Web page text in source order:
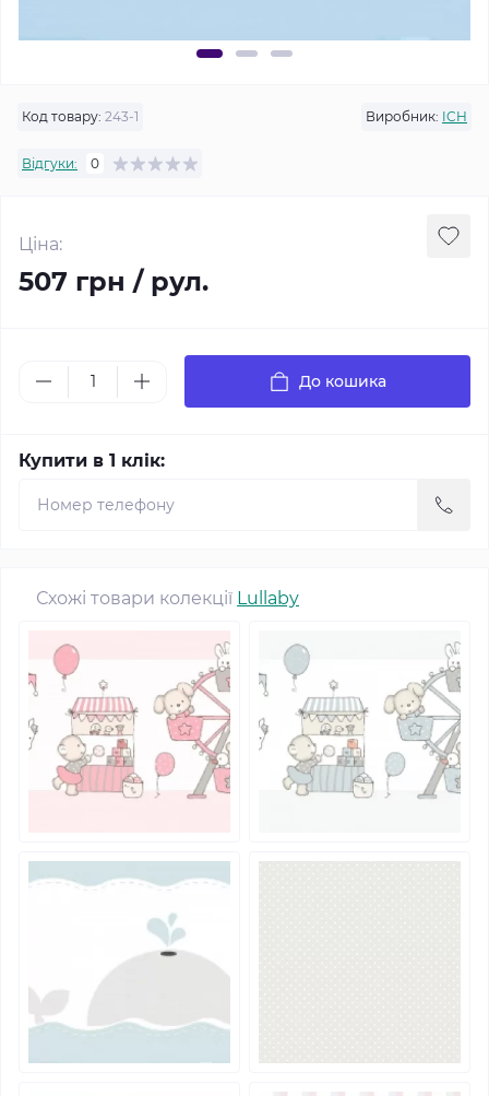
Код товару: 243-1 Виробник: ICH
Відгуки: 0
Ціна:
507 грн / рул.
До кошика
Купити в 1 клік:
Схожі товари колекції Lullaby